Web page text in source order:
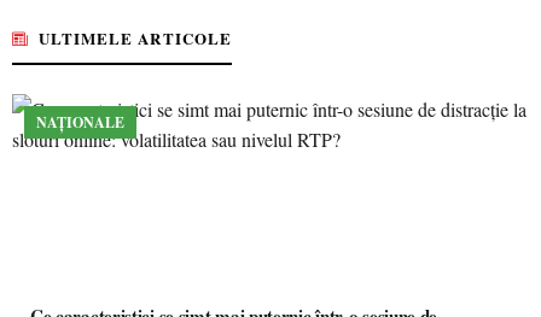
ULTIMELE ARTICOLE
NAȚIONALE